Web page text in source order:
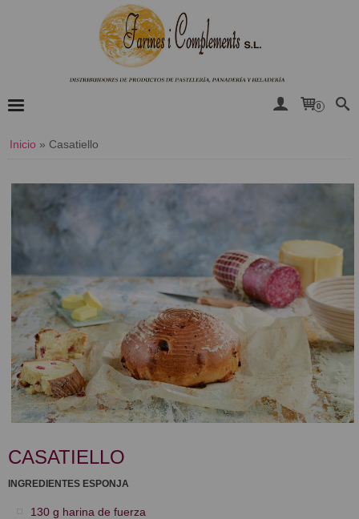
0
Inicio » Casatiello
CASATIELLO
INGREDIENTES ESPONJA
130 g harina de fuerza